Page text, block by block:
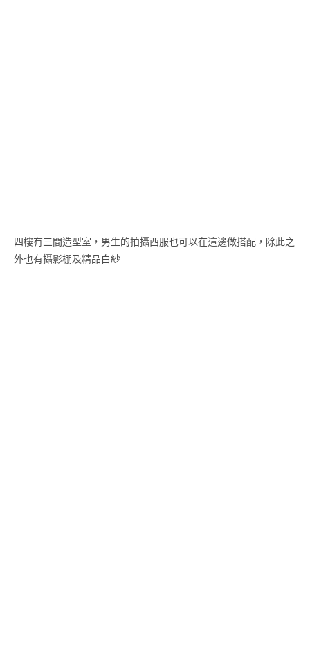
四樓有三間造型室，男生的拍攝西服也可以在這邊做搭配，除此之
外也有攝影棚及精品白紗